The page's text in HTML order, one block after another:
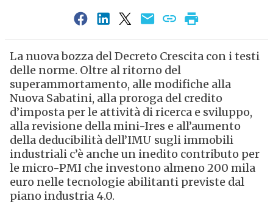
La nuova bozza del Decreto Crescita con i testi
delle norme. Oltre al ritorno del
superammortamento, alle modifiche alla
Nuova Sabatini, alla proroga del credito
d’imposta per le attività di ricerca e sviluppo,
alla revisione della mini-Ires e all’aumento
della deducibilità dell’IMU sugli immobili
industriali c’è anche un inedito contributo per
le micro-PMI che investono almeno 200 mila
euro nelle tecnologie abilitanti previste dal
piano industria 4.0.